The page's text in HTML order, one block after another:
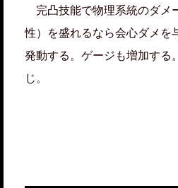
完凸技能で物理系統のダメ
性）を盛れるなら会心ダメを
発動する。ゲージも増加する
じ。